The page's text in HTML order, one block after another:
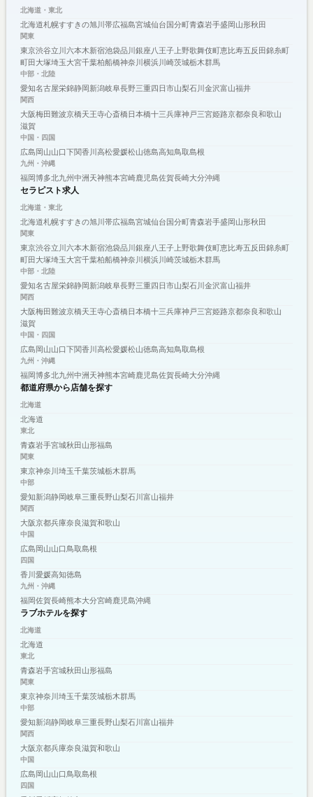
北海道・東北
北海道札幌すすきの旭川 帯広福島宮城仙台 国分町青森岩手盛岡山形秋田
関東
東京渋谷立川 六本木新宿池袋品川 銀座八王子上野歌舞伎町恵比寿五反田錦糸町
町田大塚埼玉大宮千葉柏船橋神奈川 横浜川崎茨城栃木群馬
中部・北陸
愛知名古屋栄錦静岡新潟岐阜長野三重四日市山梨石川 金沢富山福井
関西
大阪梅田難波京橋天王寺心斎橋日本橋十三兵庫神戸三宮姫路京都奈良和歌山
滋賀
中国・四国
広島 岡山山口下関香川 高松愛媛松山徳島高知鳥取島根
九州・沖縄
福岡博多北九州中洲 天神熊本宮崎鹿児島佐賀長崎大分沖縄
セラピスト求人
北海道・東北
北海道札幌すすきの旭川 帯広福島宮城仙台 国分町青森岩手盛岡山形秋田
関東
東京渋谷立川 六本木新宿池袋品川 銀座八王子上野歌舞伎町恵比寿五反田錦糸町
町田大塚埼玉大宮千葉柏船橋神奈川 横浜川崎茨城栃木群馬
中部・北陸
愛知名古屋栄錦静岡新潟岐阜長野三重四日市山梨石川 金沢富山福井
関西
大阪梅田難波京橋天王寺心斎橋日本橋十三兵庫神戸三宮姫路京都奈良和歌山
滋賀
中国・四国
広島 岡山山口下関香川 高松愛媛松山徳島高知鳥取島根
九州・沖縄
福岡博多北九州中洲 天神熊本宮崎鹿児島佐賀長崎大分沖縄
都道府県から店舗を探す
北海道
北海道
東北
青森岩手宮城秋田 山形福島
関東
東京神奈川 埼玉千葉茨城栃木群馬
中部
愛知新潟静岡岐阜三重長野山梨石川 富山福井
関西
大阪京都兵庫奈良滋賀和歌山
中国
広島 岡山山口鳥取島根
四国
香川 愛媛高知徳島
九州・沖縄
福岡佐賀長崎熊本大分宮崎鹿児島沖縄
ラブホテルを探す
北海道
北海道
東北
青森岩手宮城秋田 山形福島
関東
東京神奈川 埼玉千葉茨城栃木群馬
中部
愛知新潟静岡岐阜三重長野山梨石川 富山福井
関西
大阪京都兵庫奈良滋賀和歌山
中国
広島 岡山山口鳥取島根
四国